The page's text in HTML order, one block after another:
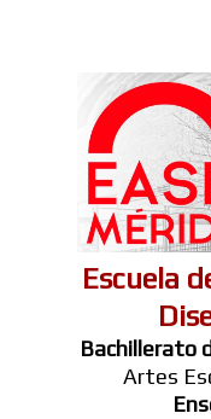
Escuela
Bachillerato
Artes